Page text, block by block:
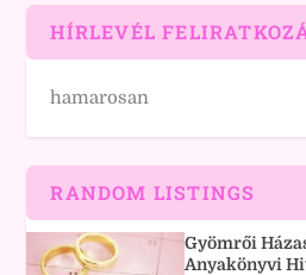
HÍRLEVÉL
hamarosan
RANDOM LISTINGS
Gyömrői
Anyakönyvi